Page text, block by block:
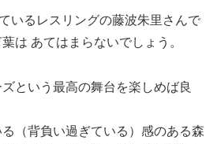
いるレスリングの藤波朱里さんで
は あてはまらないでしょう。
という最高の舞台を楽しめば良
（背負い過ぎている）感のある森